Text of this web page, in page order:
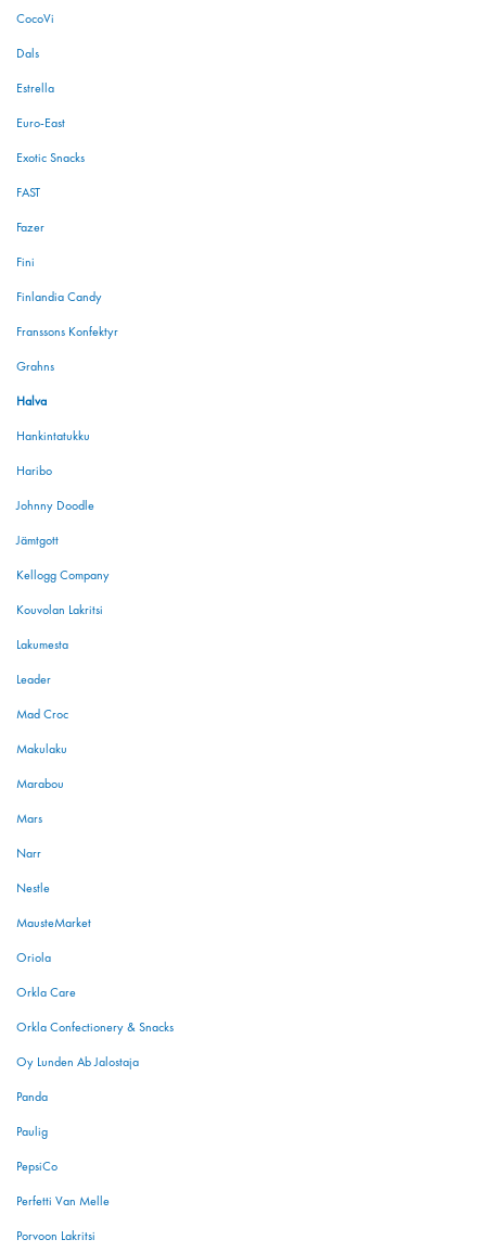
CocoVi
Dals
Estrella
Euro-East
Exotic Snacks
FAST
Fazer
Fini
Finlandia Candy
Franssons Konfektyr
Grahns
Halva
Hankintatukku
Haribo
Johnny Doodle
Jämtgott
Kellogg Company
Kouvolan Lakritsi
Lakumesta
Leader
Mad Croc
Makulaku
Marabou
Mars
Narr
Nestle
MausteMarket
Oriola
Orkla Care
Orkla Confectionery & Snacks
Oy Lunden Ab Jalostaja
Panda
Paulig
PepsiCo
Perfetti Van Melle
Porvoon Lakritsi